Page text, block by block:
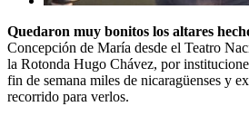
Quedaron muy bonitos los altares
Concepción de María desde el Teatro
la Rotonda Hugo Chávez, por
fin de semana miles de nicaragüenses y
recorrido para verlos.